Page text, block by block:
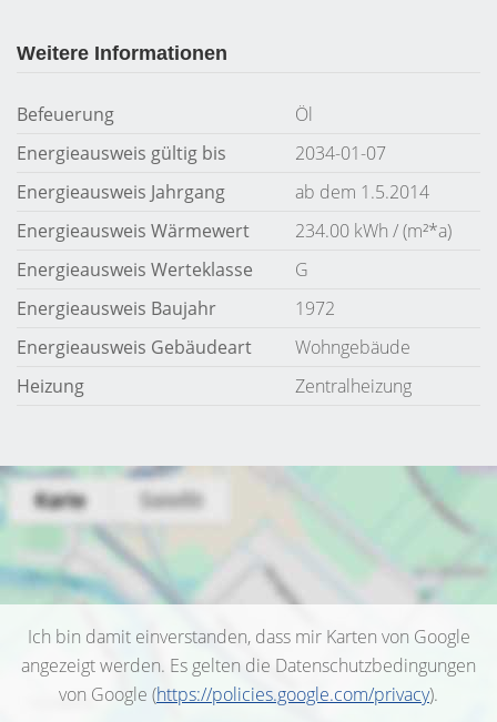
Weitere Informationen
Befeuerung
Öl
Energieausweis gültig bis
2034-01-07
Energieausweis Jahrgang
ab dem 1.5.2014
Energieausweis Wärmewert
234.00 kWh / (m²*a)
Energieausweis Werteklasse
G
Energieausweis Baujahr
1972
Energieausweis Gebäudeart
Wohngebäude
Heizung
Zentralheizung
Ich bin damit einverstanden, dass mir Karten von Google
angezeigt werden. Es gelten die Datenschutzbedingungen
von Google (https://policies.google.com/privacy).